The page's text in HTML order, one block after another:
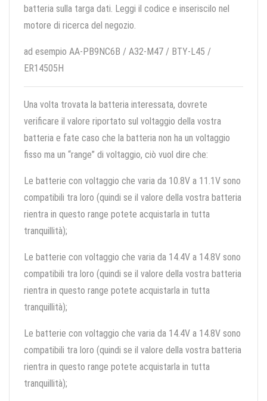
batteria sulla targa dati. Leggi il codice e inseriscilo nel
motore di ricerca del negozio.
ad esempio AA-PB9NC6B / A32-M47 / BTY-L45 /
ER14505H
Una volta trovata la batteria interessata, dovrete
verificare il valore riportato sul voltaggio della vostra
batteria e fate caso che la batteria non ha un voltaggio
fisso ma un “range” di voltaggio, ciò vuol dire che:
Le batterie con voltaggio che varia da 10.8V a 11.1V sono
compatibili tra loro (quindi se il valore della vostra batteria
rientra in questo range potete acquistarla in tutta
tranquillità);
Le batterie con voltaggio che varia da 14.4V a 14.8V sono
compatibili tra loro (quindi se il valore della vostra batteria
rientra in questo range potete acquistarla in tutta
tranquillità);
Le batterie con voltaggio che varia da 14.4V a 14.8V sono
compatibili tra loro (quindi se il valore della vostra batteria
rientra in questo range potete acquistarla in tutta
tranquillità);